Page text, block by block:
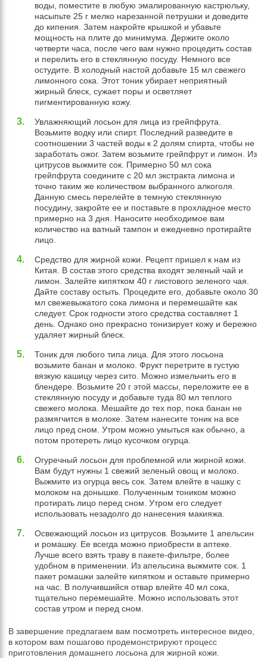
воды, поместите в любую эмалированную кастрюльку,
насыпьте 25 г мелко нарезанной петрушки и доведите
до кипения. Затем накройте крышкой и убавьте
мощность на плите до минимума. Держите около
четверти часа, после чего вам нужно процедить состав
и перелить его в стеклянную посуду. Немного все
остудите. В холодный настой добавьте 15 мл свежего
лимонного сока. Этот тоник убирает неприятный
жирный блеск, сужает поры и осветляет
пигментированную кожу.
Увлажняющий лосьон для лица из грейпфрута.
Возьмите водку или спирт. Последний разведите в
соотношении 3 частей воды к 2 долям спирта, чтобы не
заработать ожог. Затем возьмите грейпфрут и лимон. Из
цитрусов выжмите сок. Примерно 50 мл сока
грейпфрута соедините с 20 мл экстракта лимона и
точно таким же количеством выбранного алкоголя.
Данную смесь перелейте в темную стеклянную
посудину, закройте ее и поставьте в прохладное место
примерно на 3 дня. Наносите необходимое вам
количество на ватный тампон и ежедневно протирайте
лицо.
Средство для жирной кожи. Рецепт пришел к нам из
Китая. В состав этого средства входят зеленый чай и
лимон. Залейте кипятком 40 г листового зеленого чая.
Дайте составу остыть. Процедите его, добавьте около 30
мл свежевыжатого сока лимона и перемешайте как
следует. Срок годности этого средства составляет 1
день. Однако оно прекрасно тонизирует кожу и бережно
удаляет жирный блеск.
Тоник для любого типа лица. Для этого лосьона
возьмите банан и молоко. Фрукт перетрите в густую
вязкую кашицу через сито. Можно измельчить его в
блендере. Возьмите 20 г этой массы, переложите ее в
стеклянную посуду и добавьте туда 80 мл теплого
свежего молока. Мешайте до тех пор, пока банан не
размягчится в молоке. Затем нанесите тоник на все
лицо пред сном. Утром можно умыться как обычно, а
потом протереть лицо кусочком огурца.
Огуречный лосьон для проблемной или жирной кожи.
Вам будут нужны 1 свежий зеленый овощ и молоко.
Выжмите из огурца весь сок. Затем влейте в чашку с
молоком на донышке. Полученным тоником можно
протирать лицо перед сном. Утром его следует
использовать незадолго до нанесения макияжа.
Освежающий лосьон из цитрусов. Возьмите 1 апельсин
и ромашку. Ее всегда можно приобрести в аптеке.
Лучше всего взять траву в пакете-фильтре, более
удобном в применении. Из апельсина выжмите сок. 1
пакет ромашки залейте кипятком и оставьте примерно
на час. В получившийся отвар влейте 40 мл сока,
тщательно перемешайте. Можно использовать этот
состав утром и перед сном.
В завершение предлагаем вам посмотреть интересное видео,
в котором вам пошагово продемонстрируют процесс
приготовления домашнего лосьона для жирной кожи.